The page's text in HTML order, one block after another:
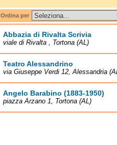
Ordina per
Abbazia di Rivalta Scrivia
viale di Rivalta , Tortona (AL)
Teatro Alessandrino
via Giuseppe Verdi 12, Alessandria
Angelo Barabino (1883-1950)
piazza Arzano 1, Tortona (AL)